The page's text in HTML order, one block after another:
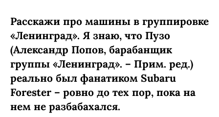
Расскажи про машины в группировке
«Ленинград». Я знаю, что Пузо
(Александр Попов, барабанщик
группы «Ленинград». – Прим. ред.)
реально был фанатиком Subaru
Forester – ровно до тех пор, пока на
нем не разбабахался.